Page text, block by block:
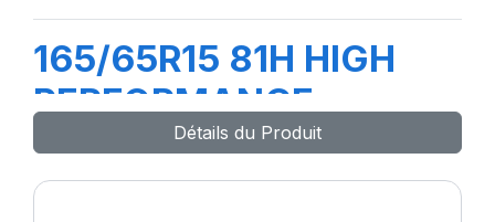
165/65R15 81H HIGH
PERFORMANCE
Détails du Produit